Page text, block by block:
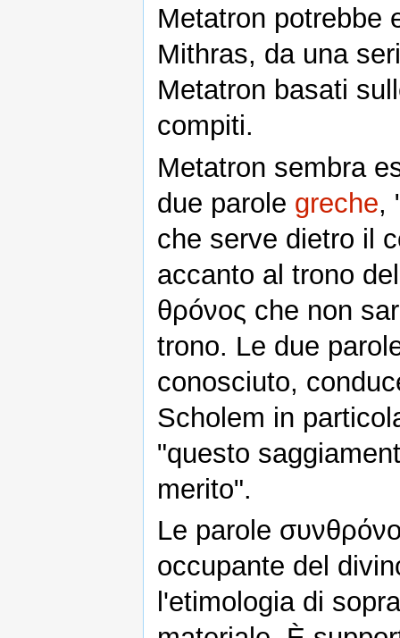
Metatron potrebbe
Mithras, da una
Metatron basati
compiti.
Metatron sembra
due parole greche,
che serve dietro il
accanto al trono
θρóνος che non
trono. Le due
conosciuto,
Scholem in
"questo
merito".
Le parole
occupante del
l'etimologia di